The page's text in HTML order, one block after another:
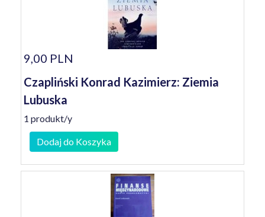
9,00 PLN
Czapliński Konrad Kazimierz: Ziemia
Lubuska
1 produkt/y
Dodaj do Koszyka